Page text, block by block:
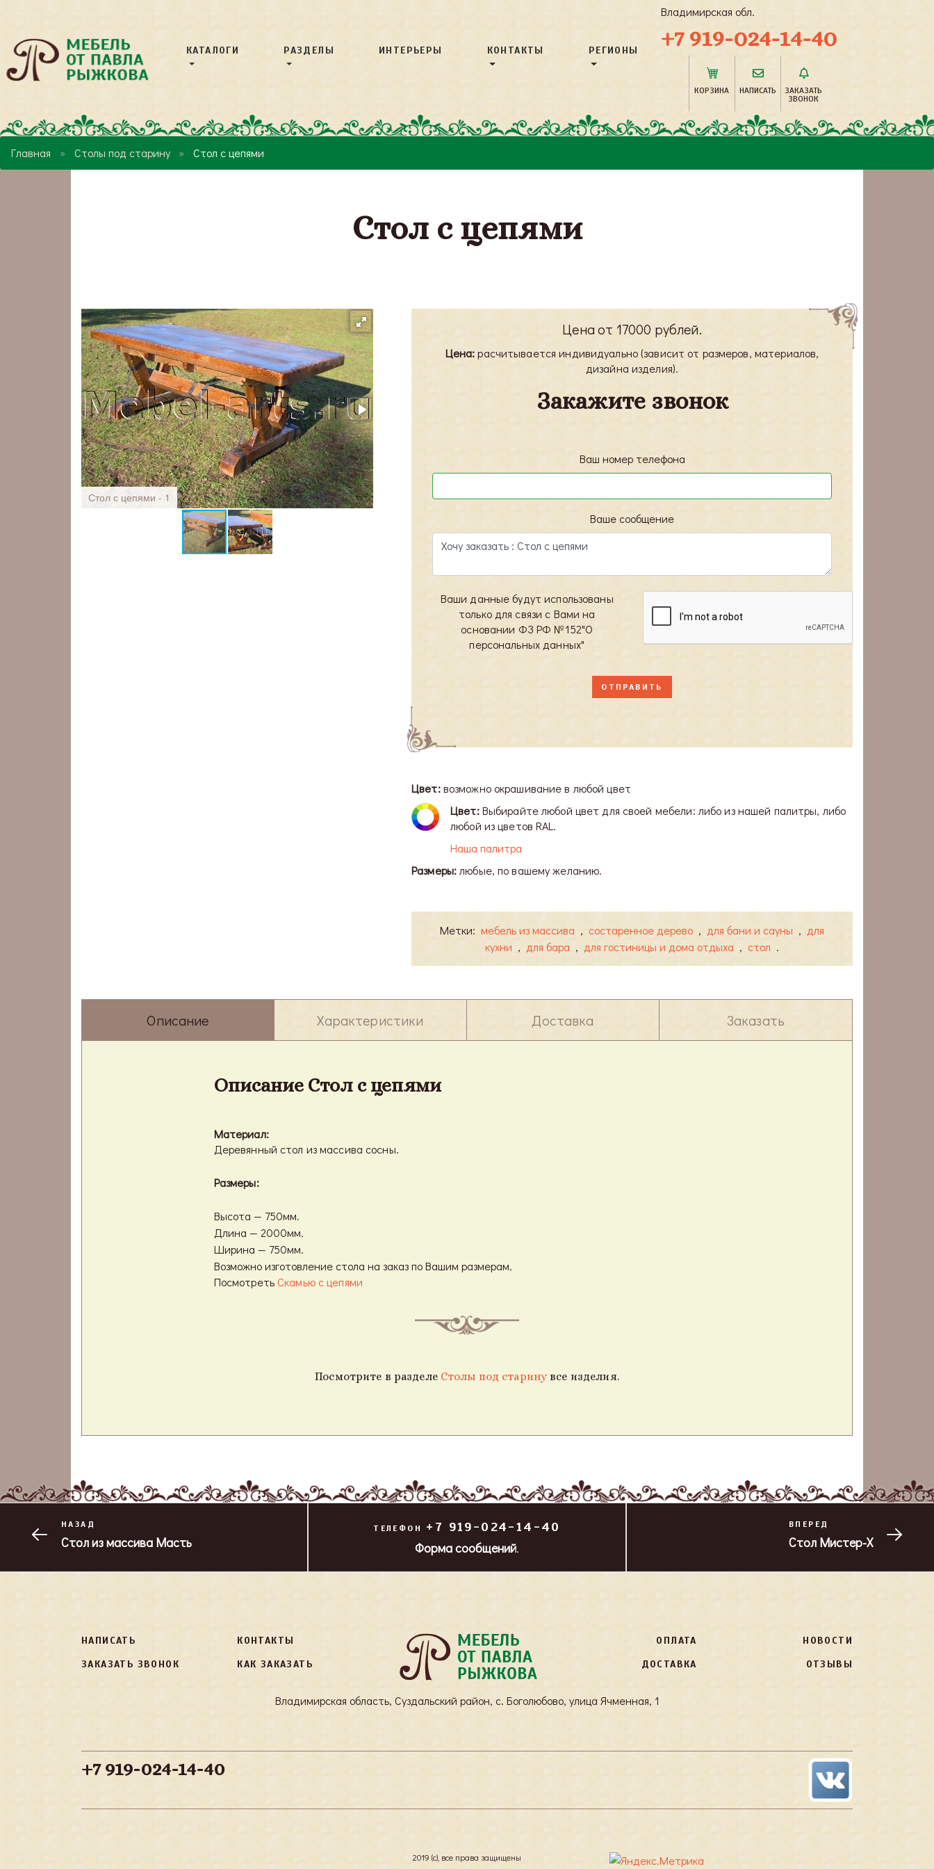
КАТАЛОГИ РАЗДЕЛЫ ИНТЕРЬЕРЫ КОНТАКТЫ РЕГИОНЫ
Владимирская обл.
+7 919-024-14-40
КОРЗИНА НАПИСАТЬ
ЗАКАЗАТЬ
ЗВОНОК
Главная Столы под старину Стол с цепями
Стол с цепями
Стол с цепями - 1 Стол с цепями - 2
Цена от 17000 рублей.
Цена:расчитывается индивидуально (зависит от размеров, материалов,
дизайна изделия).
Закажите звонок
Ваш номер телефона
Ваше сообщение
Ваши данные будут использованы
только для связи с Вами на
основании ФЗ РФ №152"О
персональных данных"
Цвет:возможно окрашивание в любой цвет
Цвет:Выбирайте любой цвет для своей мебели: либо из нашей палитры, либо
любой из цветов RAL.
Наша палитра
Размеры: любые, по вашему желанию.
Метки: мебель из массива , состаренное дерево , для бани и сауны , для
кухни , для бара , для гостиницы и дома отдыха , стол .
Описание Характеристики Доставка Заказать
Описание Стол с цепями
Материал:
Деревянный стол из массива сосны.
Размеры:
Высота — 750мм.
Длина — 2000мм.
Ширина — 750мм.
Возможно изготовление стола на заказ по Вашим размерам.
Посмотреть Скамью с цепями
Посмотрите в разделе Столы под старинувсе изделия.
НАЗАД
Стол из массива Масть
ТЕЛЕФОН +7 919-024-14-40
Форма сообщений.
ВПЕРЕД
Стол Мистер-Х
НАПИСАТЬ
ЗАКАЗАТЬ ЗВОНОК
КОНТАКТЫ
КАК ЗАКАЗАТЬ
ОПЛАТА
ДОСТАВКА
НОВОСТИ
ОТЗЫВЫ
Владимирская область, Суздальский район, с. Боголюбово, улица Ячменная, 1
+7 919-024-14-40
2019 (с), все права защищены